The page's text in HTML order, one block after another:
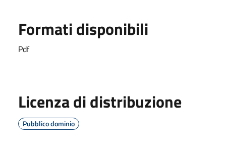
Formati disponibili
Pdf
Licenza di distribuzione
Pubblico dominio